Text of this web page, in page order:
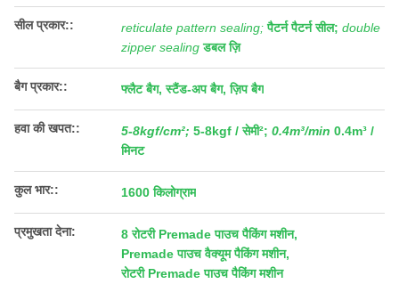
सील प्रकार:: reticulate pattern sealing; पैटर्न पैटर्न सील; double
zipper sealing डबल ज़ि
बैग प्रकार:: फ्लैट बैग, स्टैंड-अप बैग, ज़िप बैग
हवा की खपत:: 5-8kgf/cm²; 5-8kgf / सेमी²; 0.4m³/min 0.4m³ /
मिनट
कुल भार:: 1600 किलोग्राम
प्रमुखता देना: 8 रोटरी Premade पाउच पैकिंग मशीन,
Premade पाउच वैक्यूम पैकिंग मशीन,
रोटरी Premade पाउच पैकिंग मशीन